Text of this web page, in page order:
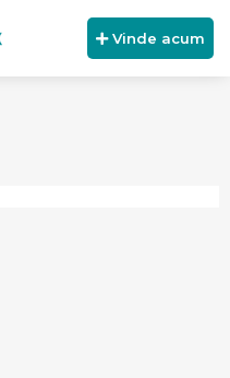
Vinde acum